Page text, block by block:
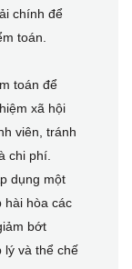
chính để
toán.
toán để
xã hội
viên, tránh
chi phí.
dụng một
hài hòa các
bớt
lý và thể chế